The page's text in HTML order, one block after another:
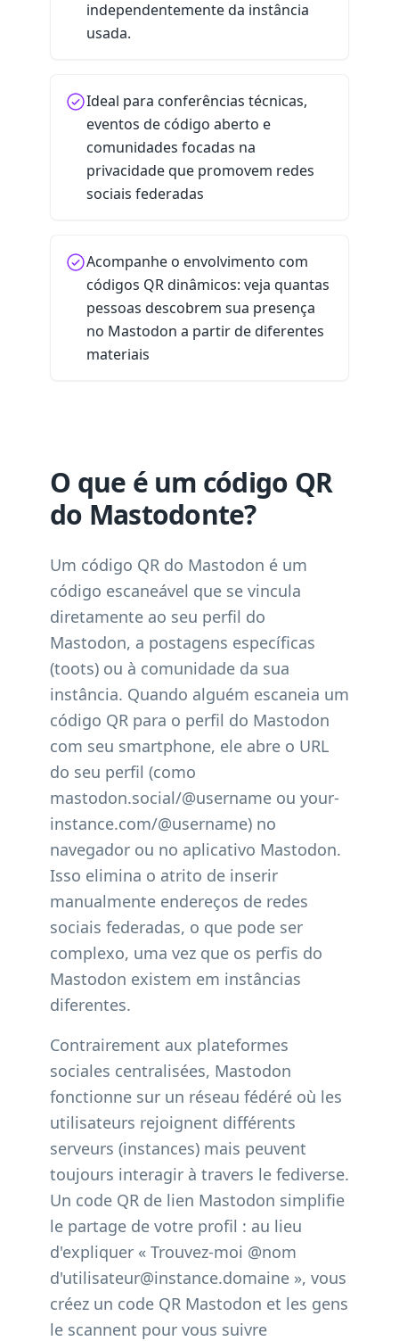
independentemente da instância
usada.
Ideal para conferências técnicas,
eventos de código aberto e
comunidades focadas na
privacidade que promovem redes
sociais federadas
Acompanhe o envolvimento com
códigos QR dinâmicos: veja quantas
pessoas descobrem sua presença
no Mastodon a partir de diferentes
materiais
O que é um código QR
do Mastodonte?
Um código QR do Mastodon é um
código escaneável que se vincula
diretamente ao seu perfil do
Mastodon, a postagens específicas
(toots) ou à comunidade da sua
instância. Quando alguém escaneia um
código QR para o perfil do Mastodon
com seu smartphone, ele abre o URL
do seu perfil (como
mastodon.social/@username ou your-
instance.com/@username) no
navegador ou no aplicativo Mastodon.
Isso elimina o atrito de inserir
manualmente endereços de redes
sociais federadas, o que pode ser
complexo, uma vez que os perfis do
Mastodon existem em instâncias
diferentes.
Contrairement aux plateformes
sociales centralisées, Mastodon
fonctionne sur un réseau fédéré où les
utilisateurs rejoignent différents
serveurs (instances) mais peuvent
toujours interagir à travers le fediverse.
Un code QR de lien Mastodon simplifie
le partage de votre profil : au lieu
d'expliquer « Trouvez-moi @nom
d'utilisateur@instance.domaine », vous
créez un code QR Mastodon et les gens
le scannent pour vous suivre